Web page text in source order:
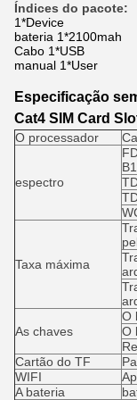
Índices do pacote:
1*Device
bateria 1*2100mah
Cabo 1*USB
manual 1*User
Especificação
Cat4 SIM Card
O processador
espectro
Taxa máxima
As chaves
O
O
Cartão do TF
WIFI
A bateria